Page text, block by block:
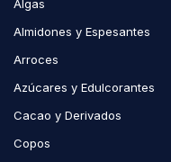
Algas
Almidones y Espesantes
Arroces
Azúcares y Edulcorantes
Cacao y Derivados
Copos